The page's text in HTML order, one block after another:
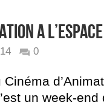
A
0
un week-